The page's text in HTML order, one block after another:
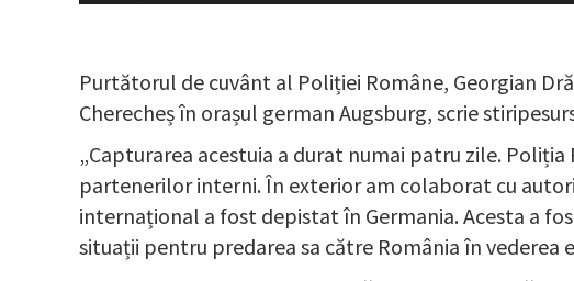
Purtătorul de cuvânt al Poliției Române, Georgian
Cherecheș în orașul german Augsburg, scrie
„Capturarea acestuia a durat numai patru zile.
partenerilor interni. În exterior am colaborat cu
internațional a fost depistat în Germania. Acesta a
situații pentru predarea sa către România în vederea